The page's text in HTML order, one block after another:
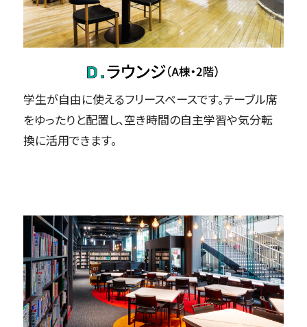
学生が自由に使えるフリースペースです。テーブル席
をゆったりと配置し、空き時間の自主学習や気分転
換に活用できます。